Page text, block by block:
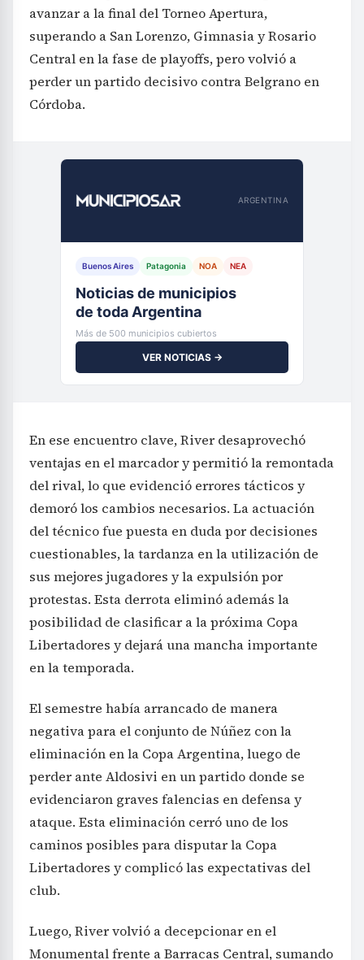
avanzar a la final del Torneo Apertura,
superando a San Lorenzo, Gimnasia y Rosario
Central en la fase de playoffs, pero volvió a
perder un partido decisivo contra Belgrano en
Córdoba.
ARGENTINA
Buenos Aires Patagonia NOA NEA
Noticias de municipios
de toda Argentina
Más de 500 municipios cubiertos
VER NOTICIAS →
En ese encuentro clave, River desaprovechó
ventajas en el marcador y permitió la remontada
del rival, lo que evidenció errores tácticos y
demoró los cambios necesarios. La actuación
del técnico fue puesta en duda por decisiones
cuestionables, la tardanza en la utilización de
sus mejores jugadores y la expulsión por
protestas. Esta derrota eliminó además la
posibilidad de clasificar a la próxima Copa
Libertadores y dejará una mancha importante
en la temporada.
El semestre había arrancado de manera
negativa para el conjunto de Núñez con la
eliminación en la Copa Argentina, luego de
perder ante Aldosivi en un partido donde se
evidenciaron graves falencias en defensa y
ataque. Esta eliminación cerró uno de los
caminos posibles para disputar la Copa
Libertadores y complicó las expectativas del
club.
Luego, River volvió a decepcionar en el
Monumental frente a Barracas Central, sumando